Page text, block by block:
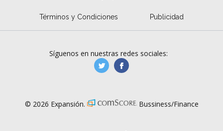
Términos y Condiciones Publicidad
Síguenos en nuestras redes sociales:
manufacturaGE
© 2026 Expansión. Bussiness/Finance